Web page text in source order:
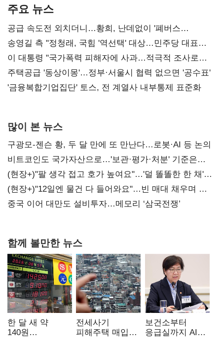
주요 뉴스
공급 속도전 외치더니…황희, 난데없이 '폐버스
리모델링' 제안
송영길 측 "정청래, 국힘 '역선택' 대상…민주당 대표로
총선 지휘 못해"
이 대통령 "국가폭력 피해자에 사과…적극적 조사로
진실 밝혀야"
주택공급 '동상이몽'…정부·서울시 협력 없으면 '공수표'
'금융복합기업집단' 토스, 전 계열사 내부통제 표준화
많이 본 뉴스
구광모-젠슨 황, 두 달 만에 또 만난다…로봇·AI 등 논의
비트코인도 국가자산으로…'보관·평가·처분' 기준은
숙제
(현장+)"팔 생각 접고 호가 높여요"…'덜 똘똘한 한 채'
20억 키맞추기
(현장+)"12일엔 물건 다 들어와요"…빈 매대 채우며 문
연 홈플러스
중국 이어 대만도 설비투자…메모리 ‘삼국전쟁’
함께 볼만한 뉴스
한 달 새 약
140원
전세사기
피해주택 매입
보건소부터
응급실까지 AI